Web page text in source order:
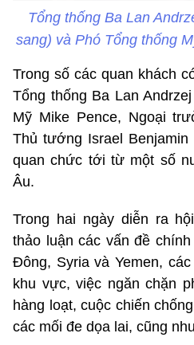
Tổng thống Ba Lan
sang) và Phó Tổng thống
Trong số các quan khách
Tổng thống Ba Lan
Mỹ Mike Pence, Ngoại
Thủ tướng Israel Benjamin
quan chức tới từ một số
Âu.
Trong hai ngày diễn ra
thảo luận các vấn đề
Đông, Syria và Yemen,
khu vực, việc ngăn chặn
hàng loạt, cuộc chiến
các mối đe dọa lai, cũng